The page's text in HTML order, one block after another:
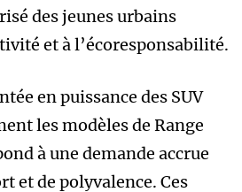
des jeunes urbains
et à l’écoresponsabilité.
en puissance des SUV
les modèles de Range
à une demande accrue
et de polyvalence. Ces